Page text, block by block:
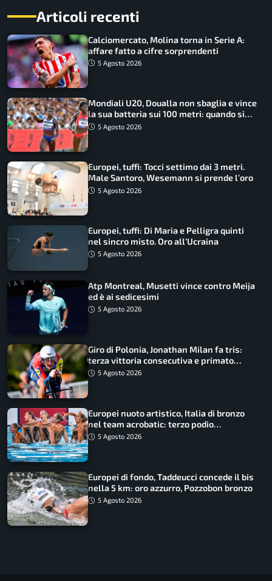
Articoli recenti
Calciomercato, Molina torna in Serie A:
affare fatto a cifre sorprendenti
5 Agosto 2026
Mondiali U20, Doualla non sbaglia e vince
la sua batteria sui 100 metri: quando si
disputano le finali
5 Agosto 2026
Europei, tuffi: Tocci settimo dai 3 metri.
Male Santoro, Wesemann si prende l’oro
5 Agosto 2026
Europei, tuffi: Di Maria e Pelligra quinti
nel sincro misto. Oro all’Ucraina
5 Agosto 2026
Atp Montreal, Musetti vince contro Meija
ed è ai sedicesimi
5 Agosto 2026
Giro di Polonia, Jonathan Milan fa tris:
terza vittoria consecutiva e primato
rafforzato
5 Agosto 2026
Europei nuoto artistico, Italia di bronzo
nel team acrobatic: terzo podio
consecutivo
5 Agosto 2026
Europei di fondo, Taddeucci concede il bis
nella 5 km: oro azzurro, Pozzobon bronzo
5 Agosto 2026